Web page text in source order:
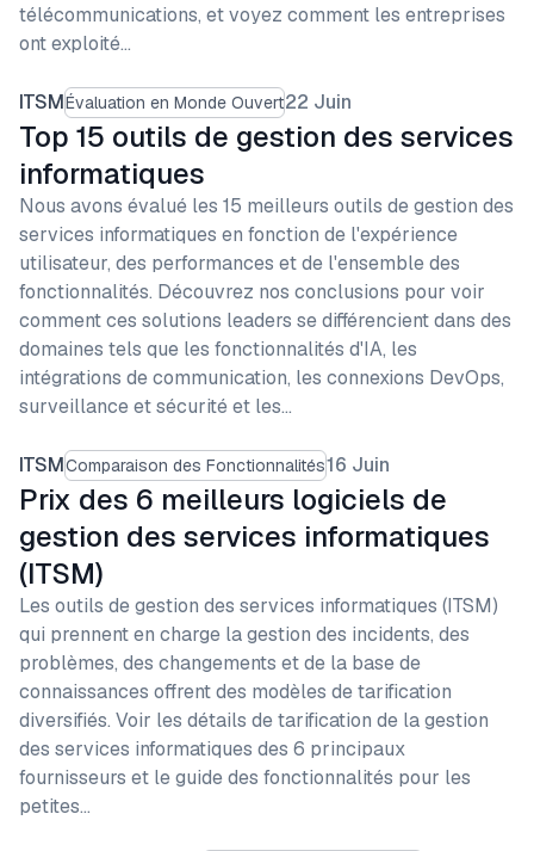
télécommunications, et voyez comment les entreprises
ont exploité…
ITSMÉvaluation en Monde Ouvert22 Juin
Top 15 outils de gestion des services
informatiques
Nous avons évalué les 15 meilleurs outils de gestion des
services informatiques en fonction de l'expérience
utilisateur, des performances et de l'ensemble des
fonctionnalités. Découvrez nos conclusions pour voir
comment ces solutions leaders se différencient dans des
domaines tels que les fonctionnalités d'IA, les
intégrations de communication, les connexions DevOps,
surveillance et sécurité et les…
ITSMComparaison des Fonctionnalités16 Juin
Prix des 6 meilleurs logiciels de
gestion des services informatiques
(ITSM)
Les outils de gestion des services informatiques (ITSM)
qui prennent en charge la gestion des incidents, des
problèmes, des changements et de la base de
connaissances offrent des modèles de tarification
diversifiés. Voir les détails de tarification de la gestion
des services informatiques des 6 principaux
fournisseurs et le guide des fonctionnalités pour les
petites…